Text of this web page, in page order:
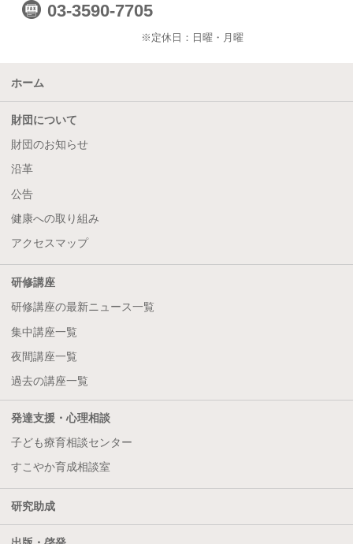
03-3590-7705
※定休日：日曜・月曜
ホーム
財団について
財団のお知らせ
沿革
公告
健康への取り組み
アクセスマップ
研修講座
研修講座の最新ニュース一覧
集中講座一覧
夜間講座一覧
過去の講座一覧
発達支援・心理相談
子ども療育相談センター
すこやか育成相談室
研究助成